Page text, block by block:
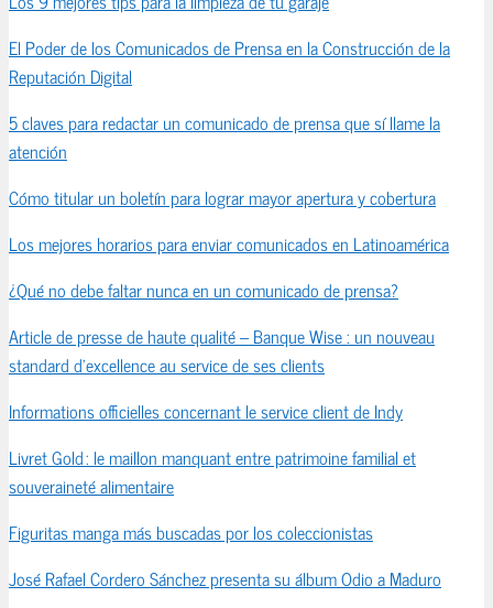
El Poder de los Comunicados de Prensa en la Construcción de la
Reputación Digital
5 claves para redactar un comunicado de prensa que sí llame la
atención
Cómo titular un boletín para lograr mayor apertura y cobertura
Los mejores horarios para enviar comunicados en Latinoamérica
¿Qué no debe faltar nunca en un comunicado de prensa?
Article de presse de haute qualité – Banque Wise : un nouveau
standard d’excellence au service de ses clients
Informations officielles concernant le service client de Indy
Livret Gold : le maillon manquant entre patrimoine familial et
souveraineté alimentaire
Figuritas manga más buscadas por los coleccionistas
José Rafael Cordero Sánchez presenta su álbum Odio a Maduro